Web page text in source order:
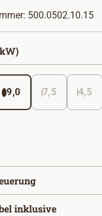
500.0502.10.15
9,0 7,5 4,5
auswählen
inklusiveauswählen